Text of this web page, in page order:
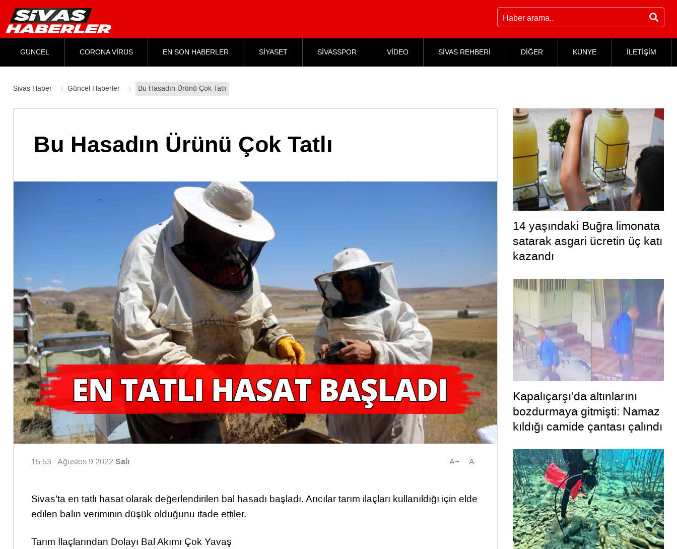
GÜNCEL CORONA VİRÜS EN SON HABERLER SİYASET SİVASSPOR VİDEO SİVAS REHBERİ DİĞER KÜNYE İLETİŞİM
Sivas Haber Güncel Haberler Bu Hasadın Ürünü Çok Tatlı
Bu Hasadın Ürünü Çok Tatlı
15:53 - Ağustos 9 2022 Salı A+ A-
Sivas’ta en tatlı hasat olarak değerlendirilen bal hasadı başladı. Arıcılar tarım ilaçları kullanıldığı için elde
edilen balın veriminin düşük olduğunu ifade ettiler.
Tarım İlaçlarından Dolayı Bal Akımı Çok Yavaş
14 yaşındaki Buğra limonata
satarak asgari ücretin üç katı
kazandı
Kapalıçarşı’da altınlarını
bozdurmaya gitmişti: Namaz
kıldığı camide çantası çalındı